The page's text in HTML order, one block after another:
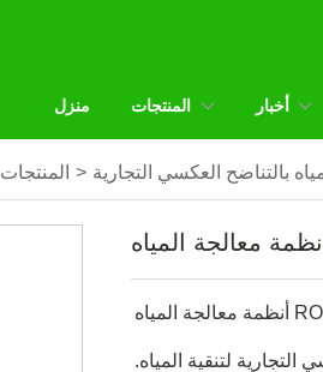
منزل المنتجات أخبار
المنتجات > بالتناضح العكسي التجارية
التجارية لتنقية المياه.